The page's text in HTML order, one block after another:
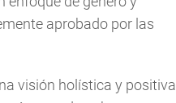
aprobado por las
visión holística y positiva